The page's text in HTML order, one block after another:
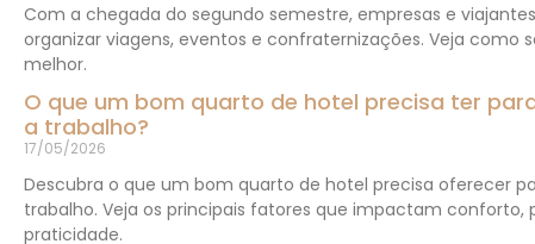
Com a chegada do segundo semestre, empresas e
organizar viagens, eventos e confraternizações. Veja como
melhor.
O que um bom quarto de hotel precisa ter
a trabalho?
17/05/2026
Descubra o que um bom quarto de hotel precisa oferecer
trabalho. Veja os principais fatores que impactam conforto,
praticidade.